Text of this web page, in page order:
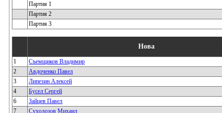
Партия 1
Партия 2
Партия 3
Нова
1
Съемщиков Владимир
2
Авдоченко Павел
3
Липезин Алексей
4
Бусел Сергей
6
Зайцев Павел
7
Сухолозов Михаил